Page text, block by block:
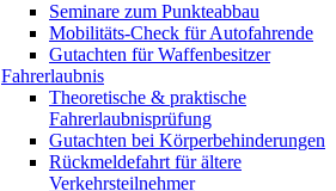
Seminare zum Punkteabbau
Mobilitäts-Check für Autofahrende
Gutachten für Waffenbesitzer
Fahrerlaubnis
Theoretische & praktische
Fahrerlaubnisprüfung
Gutachten bei Körperbehinderungen
Rückmeldefahrt für ältere
Verkehrsteilnehmer